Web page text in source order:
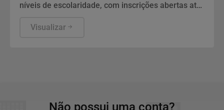
níveis de escolaridade, com inscrições abertas até
Visualizar
Não possui uma conta?